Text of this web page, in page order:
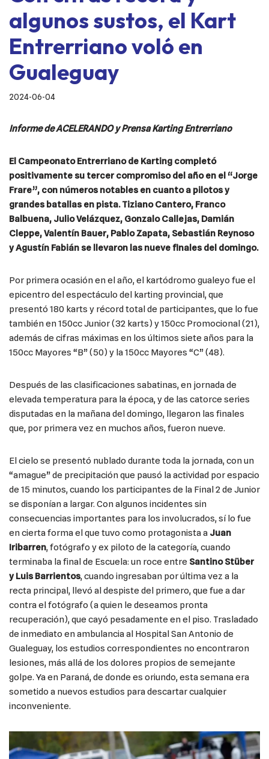
algunos sustos, el Kart
Entrerriano voló en
Gualeguay
2024-06-04
Informe de ACELERANDO y Prensa Karting Entrerriano
El Campeonato Entrerriano de Karting completó
positivamente su tercer compromiso del año en el “Jorge
Frare”, con números notables en cuanto a pilotos y
grandes batallas en pista. Tiziano Cantero, Franco
Balbuena, Julio Velázquez, Gonzalo Callejas, Damián
Cleppe, Valentín Bauer, Pablo Zapata, Sebastián Reynoso
y Agustín Fabián se llevaron las nueve finales del domingo.
Por primera ocasión en el año, el kartódromo gualeyo fue el
epicentro del espectáculo del karting provincial, que
presentó 180 karts y récord total de participantes, que lo fue
también en 150cc Junior (32 karts) y 150cc Promocional (21),
además de cifras máximas en los últimos siete años para la
150cc Mayores “B” (50) y la 150cc Mayores “C” (48).
Después de las clasificaciones sabatinas, en jornada de
elevada temperatura para la época, y de las catorce series
disputadas en la mañana del domingo, llegaron las finales
que, por primera vez en muchos años, fueron nueve.
El cielo se presentó nublado durante toda la jornada, con un
“amague” de precipitación que pausó la actividad por espacio
de 15 minutos, cuando los participantes de la Final 2 de Junior
se disponían a largar. Con algunos incidentes sin
consecuencias importantes para los involucrados, sí lo fue
en cierta forma el que tuvo como protagonista a Juan
Iribarren, fotógrafo y ex piloto de la categoría, cuando
terminaba la final de Escuela: un roce entre Santino Stüber
y Luis Barrientos, cuando ingresaban por última vez a la
recta principal, llevó al despiste del primero, que fue a dar
contra el fotógrafo (a quien le deseamos pronta
recuperación), que cayó pesadamente en el piso. Trasladado
de inmediato en ambulancia al Hospital San Antonio de
Gualeguay, los estudios correspondientes no encontraron
lesiones, más allá de los dolores propios de semejante
golpe. Ya en Paraná, de donde es oriundo, esta semana era
sometido a nuevos estudios para descartar cualquier
inconveniente.